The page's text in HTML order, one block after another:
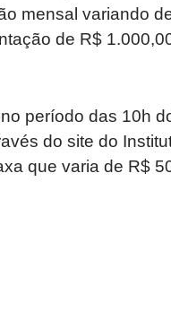
mensal variando
de R$
período das 10h
do site do
que varia de R$